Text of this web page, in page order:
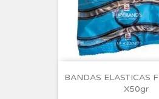
BANDAS ELASTICAS
X50gr